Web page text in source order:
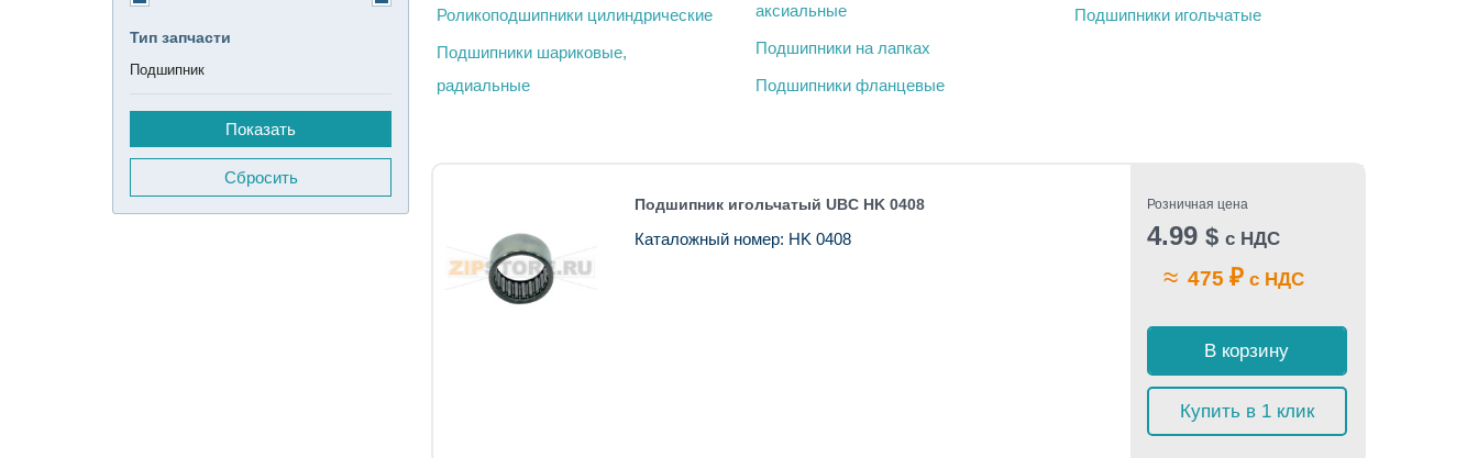
Тип запчасти
Подшипник
Сбросить
Роликоподшипники цилиндрические
Подшипники шариковые,
радиальные
аксиальные
Подшипники на лапках
Подшипники фланцевые
Подшипники игольчатые
Подшипник игольчатый UBC HK 0408
Каталожный номер: HK 0408
Розничная цена
4.99 $ с НДС
≈ 475 ₽с НДС
В корзину
Купить в 1 клик